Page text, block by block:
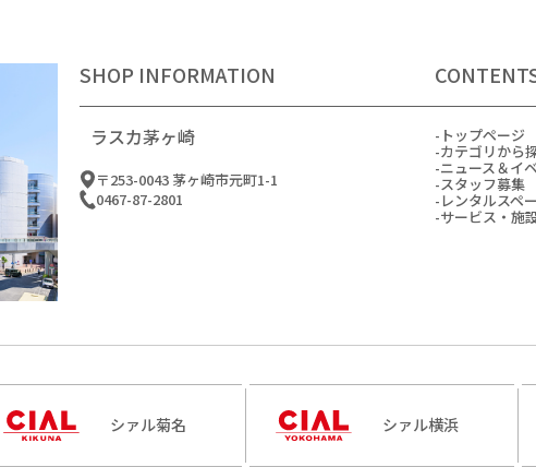
SHOP INFORMATION
ラスカ茅ヶ崎
〒253-0043 茅ヶ崎市元町1-1
0467-87-2801
トップページ
カテゴリから
ニュース＆イ
スタッフ募集
レンタルスペ
サービス・施
シァル菊名 シァル横浜